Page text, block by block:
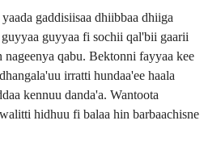
gaddisiisaa dhiibbaa dhiiga
guyyaa fi sochii qal'bii gaarii
qabu. Bektonni fayyaa kee
irratti hundaa'ee haala
kennuu danda'a. Wantoota
hidhuu fi balaa hin barbaachisne